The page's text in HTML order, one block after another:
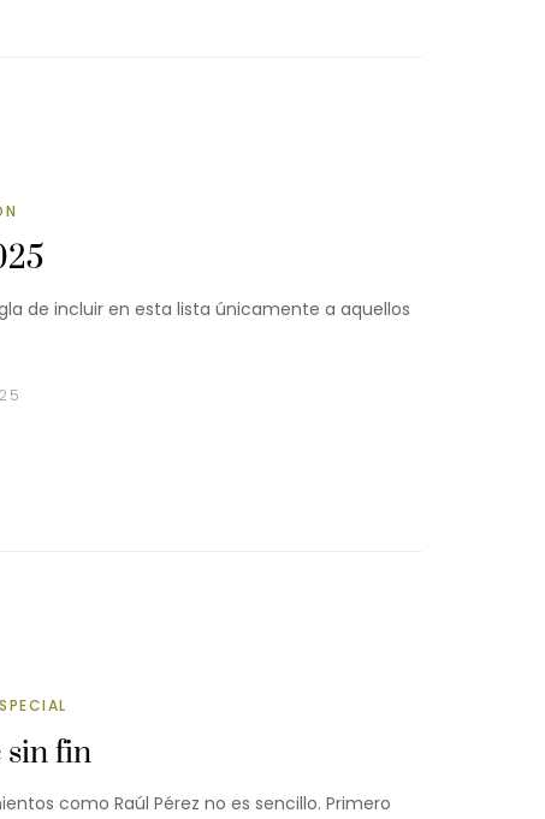
de incluir en esta lista únicamente a aquellos
sin fin
como Raúl Pérez no es sencillo. Primero